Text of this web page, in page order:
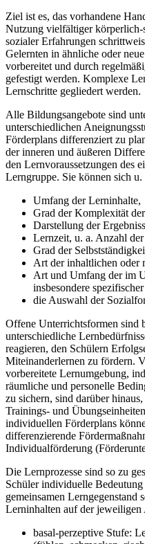
Ziel ist es, das vorhandene
Nutzung vielfältiger
sozialer Erfahrungen
Gelernten in ähnliche oder
vorbereitet und durch
gefestigt werden. Komplexe
Lernschritte gegliedert werden.
Alle Bildungsangebote sind
unterschiedlichen
Förderplans differenziert zu
der inneren und äußeren
den Lernvoraussetzungen des
Lerngruppe. Sie können sich u.
Umfang der Lerninhalte,
Grad der Komplexität
Darstellung der
Lernzeit, u. a. Anzahl
Grad der
Art der inhaltlichen oder
Art und Umfang der im
insbesondere
die Auswahl der
Offene Unterrichtsformen sind
unterschiedliche
reagieren, den Schülern
Miteinanderlernen zu fördern.
vorbereitete Lernumgebung,
räumliche und personelle
zu sichern, sind darüber
Trainings- und
individuellen Förderplans
differenzierende
Individualförderung
Die Lernprozesse sind so zu
Schüler individuelle
gemeinsamen Lerngegenstand
Lerninhalten auf der jeweiligen
basal-perzeptive Stufe: